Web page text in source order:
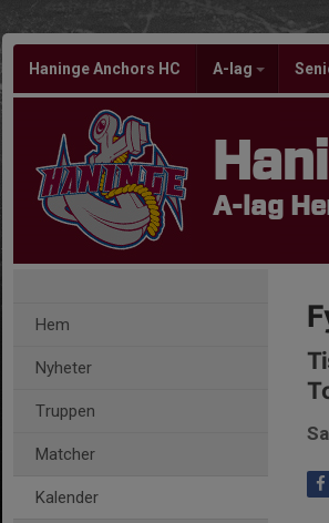
Haninge Anchors HC A-lag
A-lag
Hem
Nyheter
Truppen
Matcher
Kalender